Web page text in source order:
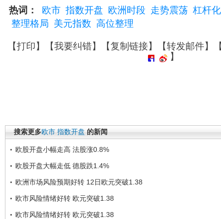
热词： 欧市 指数开盘 欧洲时段 走势震荡 杠杆化
整理格局 美元指数 高位整理
【打印】【我要纠错】【复制链接】【转发邮件】
】
搜索更多欧市 指数开盘 的新闻
欧股开盘小幅走高 法股涨0.8%
欧股开盘大幅走低 德股跌1.4%
欧洲市场风险预期好转 12日欧元突破1.38
欧市风险情绪好转 欧元突破1.38
欧市风险情绪好转 欧元突破1.38